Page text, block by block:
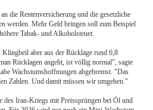
die Rentenversicherung und die gesetzliche
werden. Mehr Geld bringen soll zum Beispiel
Tabak- und Alkoholsteuer.
Klingbeil aber aus der Rücklage rund 6,8
Rücklagen angeht, ist völlig normal", sagte
Wachstumshoffnungen abgebremst. "Das
Zahlen. Und damit müssen wir umgehen."
des Iran-Kriegs mit Preissprüngen bei Öl und